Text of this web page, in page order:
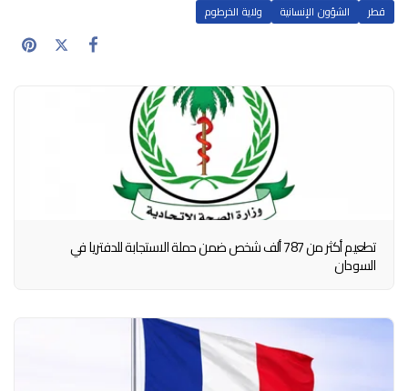
قطر الشؤون الإنسانية ولاية الخرطوم
تطعيم أكثر من 787 ألف شخص ضمن حملة الاستجابة للدفتريا في
السودان